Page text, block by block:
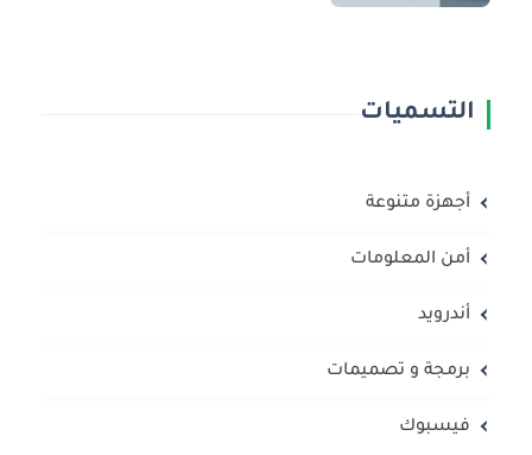
التسميات
أجهزة متنوعة
أمن المعلومات
أندرويد
برمجة و تصميمات
فيسبوك